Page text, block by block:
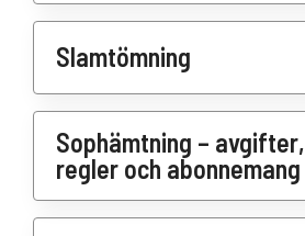
Slamtömning
Sophämtning – avgifter,
regler och abonnemang